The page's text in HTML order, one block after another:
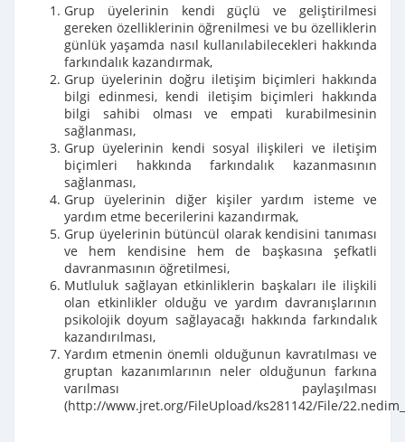
Grup üyelerinin kendi güçlü ve geliştirilmesi
gereken özelliklerinin öğrenilmesi ve bu özelliklerin
günlük yaşamda nasıl kullanılabilecekleri hakkında
farkındalık kazandırmak,
Grup üyelerinin doğru iletişim biçimleri hakkında
bilgi edinmesi, kendi iletişim biçimleri hakkında
bilgi sahibi olması ve empati kurabilmesinin
sağlanması,
Grup üyelerinin kendi sosyal ilişkileri ve iletişim
biçimleri hakkında farkındalık kazanmasının
sağlanması,
Grup üyelerinin diğer kişiler yardım isteme ve
yardım etme becerilerini kazandırmak,
Grup üyelerinin bütüncül olarak kendisini tanıması
ve hem kendisine hem de başkasına şefkatli
davranmasının öğretilmesi,
Mutluluk sağlayan etkinliklerin başkaları ile ilişkili
olan etkinlikler olduğu ve yardım davranışlarının
psikolojik doyum sağlayacağı hakkında farkındalık
kazandırılması,
Yardım etmenin önemli olduğunun kavratılması ve
gruptan kazanımlarının neler olduğunun farkına
varılması paylaşılması
(http://www.jret.org/FileUpload/ks281142/File/